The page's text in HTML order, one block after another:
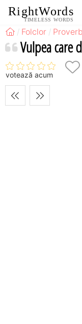
RightWords
TIMELESS WORDS
Folclor
Vulpea care
votează acum